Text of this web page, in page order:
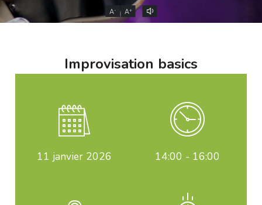
A- A+
Improvisation basics
11 janvier 2026 14:00 - 16:00